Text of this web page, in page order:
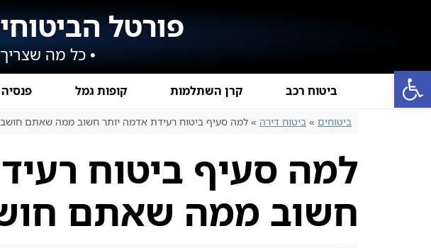
פורטל
• כל מה
ביטוח רכב קרן השתלמות קופות גמל פנסיה
ביטוחים » ביטוח דירה » למה סעיף ביטוח רעידת אדמה יותר חשוב ממה שאתם
למה סעיף ביטוח
חשוב ממה שאתם
פתח סרגל נגישות